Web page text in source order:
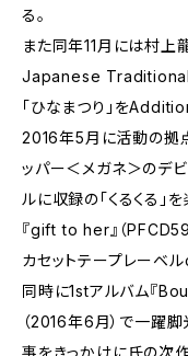
る。
また同年11月には村上
Japanese Traditional
「ひなまつり」を
2016年5月に活動の拠
ッパー＜メガネ＞のデ
ルに収録の「くるくる
『gift to her』（
カセットテープレーベ
同時に1stアルバム『
（2016年6月）で一躍
事をきっかけに氏の次